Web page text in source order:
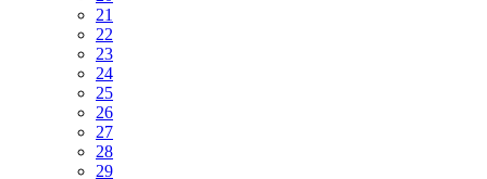
21
22
23
24
25
26
27
28
29